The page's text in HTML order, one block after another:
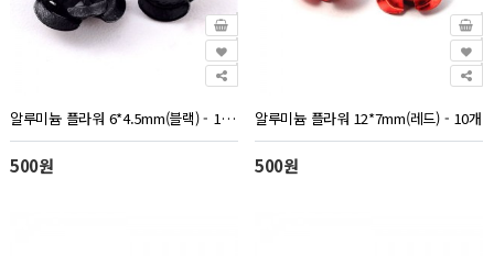
알루미늄 플라워 6*4.5mm(블랙) - 10개
500원
알루미늄 플라워 12*7mm(레드) - 10개
500원